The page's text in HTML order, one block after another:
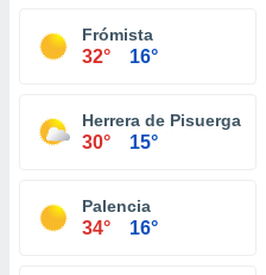
Frómista
32° 16°
Herrera de Pisuerga
30° 15°
Palencia
34° 16°